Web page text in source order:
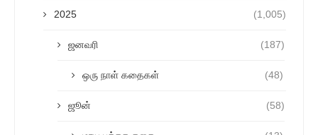
2025 (1,005)
ஜனவரி (187)
ஒரு நாள் கதைகள் (48)
ஜூன் (58)